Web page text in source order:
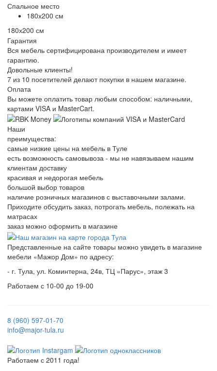
Спальное место
180х200 см
180х200 см
Гарантия
Вся мебель сертифицирована производителем и имеет
гарантию.
Довольные клиенты!
7 из 10 посетителей делают покупки в нашем магазине.
Оплата
Вы можете оплатить товар любым способом: наличными,
картами VISA и MasterCart.
Наши
преимущества:
самые низкие цены на мебель в Туле
есть возможность самовывоза - мы не навязываем нашим
клиентам доставку
красивая и недорогая мебель
большой выбор товаров
наличие розничных магазинов с выставочными залами.
Приходите обсудить заказ, потрогать мебель, полежать на
матрасах
заказ можно оформить в магазине
Представленные на сайте товары можно увидеть в магазине
мебели «Мажор Дом» по адресу:
- г. Тула, ул. Коминтерна, 24в, ТЦ «Парус», этаж 3
Работаем с 10-00 до 19-00
8 (960) 597-01-70
info@major-tula.ru
Работаем с 2011 года!